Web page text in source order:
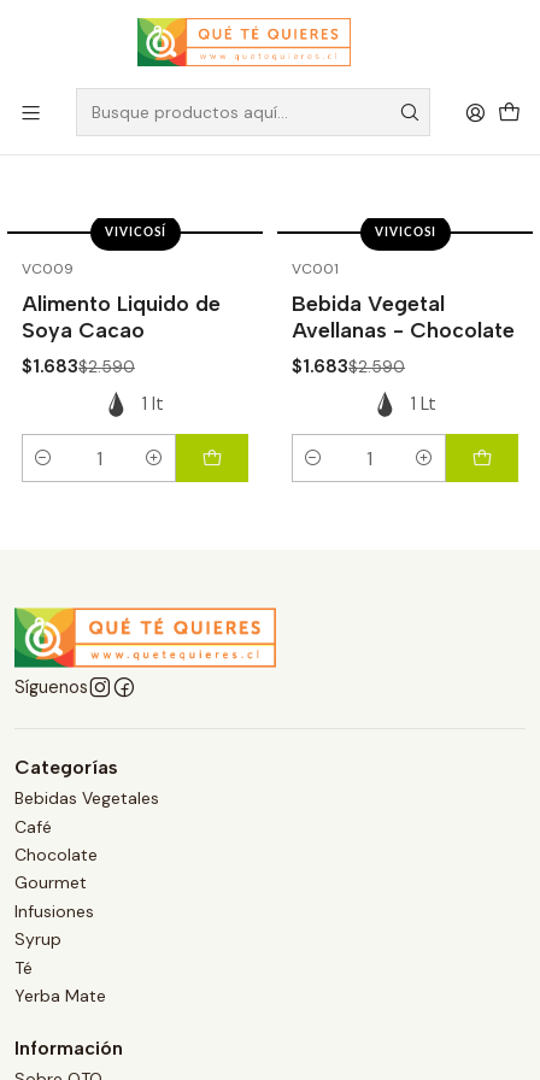
Bebidas Vegetales Vivicosí
Filtros
VC009
VIVICOSÍ
Alimento Liquido de
Soya Cacao
$1.683$2.590
1 lt
Cantidad
VC001
VIVICOSI
Bebida Vegetal
Avellanas - Chocolate
$1.683$2.590
1 Lt
Cantidad
Síguenos
Categorías
Bebidas Vegetales
Café
Chocolate
Gourmet
Infusiones
Syrup
Té
Yerba Mate
Información